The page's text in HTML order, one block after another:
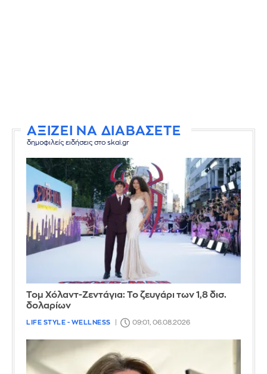
ΑΞΙΖΕΙ ΝΑ ΔΙΑΒΑΣΕΤΕ
δημοφιλείς ειδήσεις στο skai.gr
Τομ Χόλαντ-Ζεντάγια: Το ζευγάρι των 1,8 δισ.
δολαρίων
LIFE STYLE - WELLNESS 09:01, 06.08.2026